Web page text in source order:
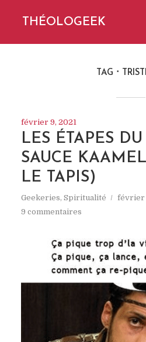
THÉOLOGEEK
TAG
février 9, 2021
LES ÉTAPES
SAUCE
LE TAPIS)
Geekeries, Spiritualité février
9 commentaires